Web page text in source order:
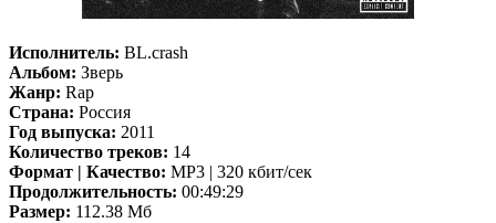
Исполнитель: BL.crash
Альбом: Зверь
Жанр: Rap
Страна: Россия
Год выпуска: 2011
Количество треков: 14
Формат | Качество: MP3 | 320 кбит/сек
Продолжительность: 00:49:29
Размер: 112.38 Мб